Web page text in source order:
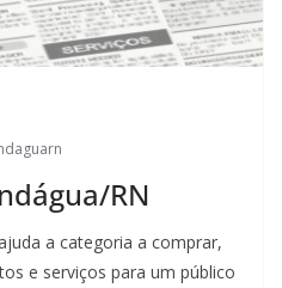
RN
a categoria a comprar,
e serviços para um público